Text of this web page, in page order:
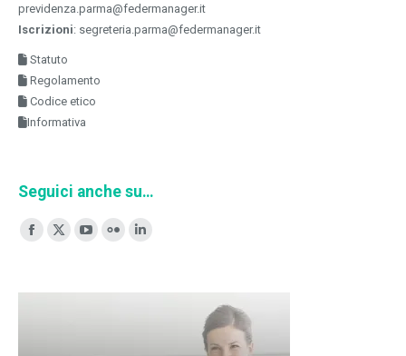
previdenza.parma@federmanager.it
Iscrizioni: segreteria.parma@federmanager.it
Statuto
Regolamento
Codice etico
Informativa
Seguici anche su…
Ci puoi trovare su:
Facebook
X
YouTube
FlickrLinkedin